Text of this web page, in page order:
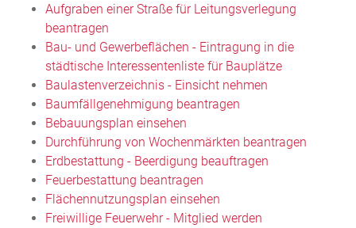
Aufgraben einer Straße für Leitungsverlegung
beantragen
Bau- und Gewerbeflächen - Eintragung in die
städtische Interessentenliste für Bauplätze
Baulastenverzeichnis - Einsicht nehmen
Baumfällgenehmigung beantragen
Bebauungsplan einsehen
Durchführung von Wochenmärkten beantragen
Erdbestattung - Beerdigung beauftragen
Feuerbestattung beantragen
Flächennutzungsplan einsehen
Freiwillige Feuerwehr - Mitglied werden